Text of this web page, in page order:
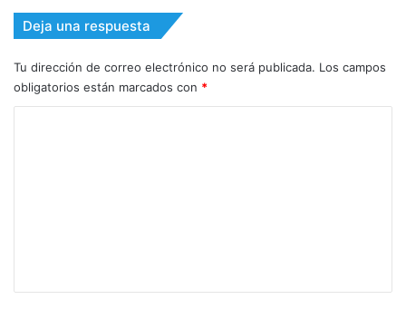
Deja una respuesta
Tu dirección de correo electrónico no será publicada. Los campos
obligatorios están marcados con *